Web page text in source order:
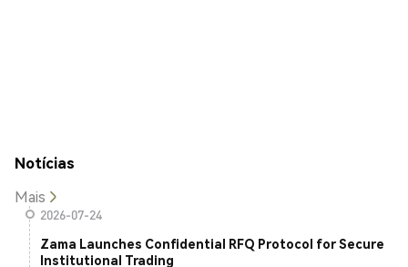
Notícias
Mais
2026-07-24
Zama Launches Confidential RFQ Protocol for Secure
Institutional Trading